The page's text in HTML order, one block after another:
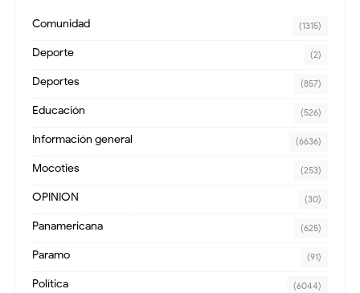
Comunidad (1315)
Deporte (2)
Deportes (857)
Educación (526)
Información general (6636)
Mocoties (253)
OPINION (30)
Panamericana (625)
Paramo (91)
Política (6044)